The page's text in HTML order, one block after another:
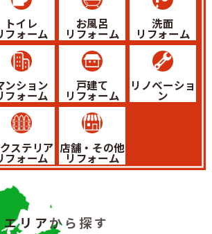
トイレ
フォーム
お風呂
リフォーム
洗面
リフォーム
ンション
フォーム
戸建て
リフォーム
リノベーショ
ン
ステリア
フォーム
店舗・その他
リフォーム
エリアから探す